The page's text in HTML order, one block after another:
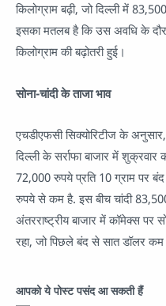
किलोग्राम बढ़ी, जो दिल्ली में
इसका मतलब है कि उस अवधि के
किलोग्राम की बढ़ोतरी हुई।
सोना-चांदी के ताजा भाव
एचडीएफसी सिक्योरिटीज के
दिल्ली के सर्राफा बाजार में
72,000 रुपये प्रति 10 ग्राम पर
रुपये से कम है. इस बीच चांदी
अंतरराष्ट्रीय बाजार में कॉमेक्स पर
रहा, जो पिछले बंद से सात डॉलर कम
आपको ये पोस्ट पसंद आ सकती हैं